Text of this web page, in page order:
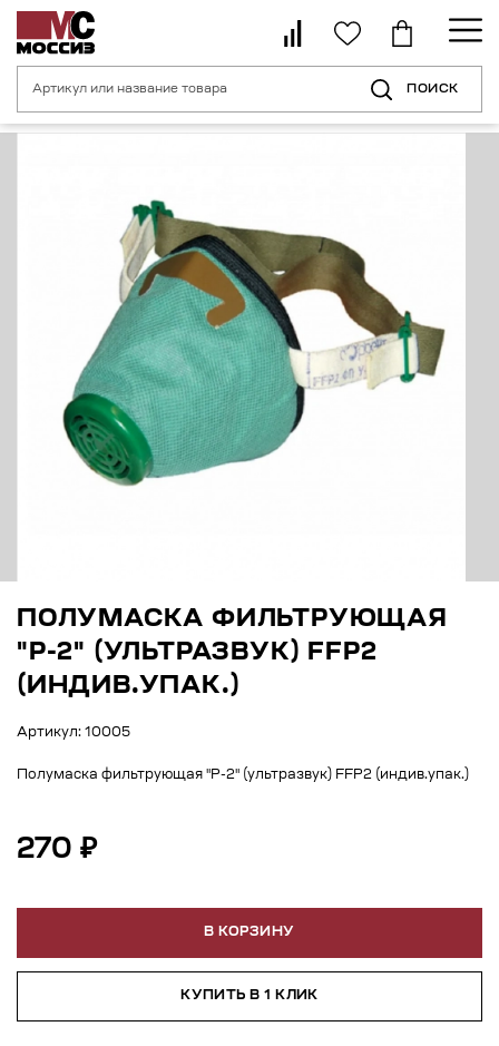
ПОИСК
Главная страница Средства индивидуальной защиты
ПОЛУМАСКА ФИЛЬТРУЮЩАЯ
"Р-2" (УЛЬТРАЗВУК) FFP2
(ИНДИВ.УПАК.)
Артикул: 10005
Полумаска фильтрующая "Р-2" (ультразвук) FFP2 (индив.упак.)
270 ₽
В КОРЗИНУ
КУПИТЬ В 1 КЛИК